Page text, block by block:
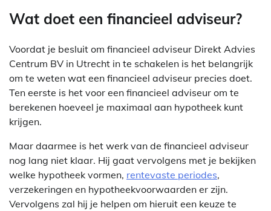
Wat doet een financieel adviseur?
Voordat je besluit om financieel adviseur Direkt Advies
Centrum BV in Utrecht in te schakelen is het belangrijk
om te weten wat een financieel adviseur precies doet.
Ten eerste is het voor een financieel adviseur om te
berekenen hoeveel je maximaal aan hypotheek kunt
krijgen.
Maar daarmee is het werk van de financieel adviseur
nog lang niet klaar. Hij gaat vervolgens met je bekijken
welke hypotheek vormen, rentevaste periodes,
verzekeringen en hypotheekvoorwaarden er zijn.
Vervolgens zal hij je helpen om hieruit een keuze te